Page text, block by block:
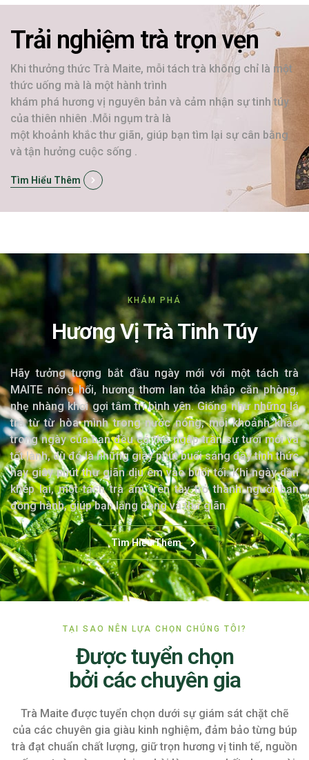
Trải nghiệm trà trọn vẹn
Khi thưởng thức Trà Maite, mỗi tách trà không chỉ là một
thức uống mà là một hành trình
khám phá hương vị nguyên bản và cảm nhận sự tinh túy
của thiên nhiên .Mỗi ngụm trà là
một khoảnh khắc thư giãn, giúp bạn tìm lại sự cân bằng
và tận hưởng cuộc sống .
Tìm Hiểu Thêm
KHÁM PHÁ
Hương Vị Trà Tinh Túy
Hãy tưởng tượng bắt đầu ngày mới với một tách trà
MAITE nóng hổi, hương thơm lan tỏa khắp căn phòng,
nhẹ nhàng khơi gợi tâm trí bình yên. Giống như những lá
trà từ từ hòa mình trong nước nóng, mỗi khoảnh khắc
trong ngày của bạn đều có thể ngập tràn sự tươi mới và
tốt lành, dù đó là những giây phút buổi sáng đầy tỉnh thức
hay giây phút thư giãn dịu êm vào buổi tối. Khi ngày dần
khép lại, một tách trà ấm trên tay trở thành người bạn
đồng hành, giúp bạn lắng đọng và thư giãn.
Tìm Hiểu Thêm
TẠI SAO NÊN LỰA CHỌN CHÚNG TÔI?
Được tuyển chọn
bởi các chuyên gia
Trà Maite được tuyển chọn dưới sự giám sát chặt chẽ
của các chuyên gia giàu kinh nghiệm, đảm bảo từng búp
trà đạt chuẩn chất lượng, giữ trọn hương vị tinh tế, nguồn